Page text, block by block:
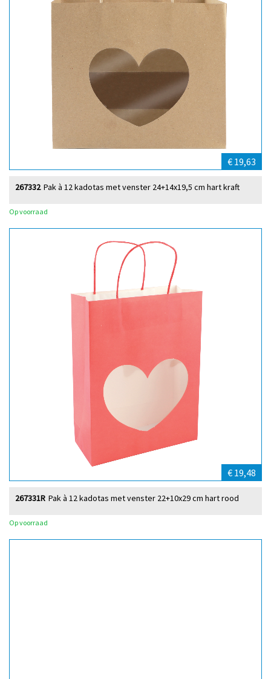
€ 19,63
Pak à 12 kadotas met venster 24+14x19,5 cm hart kraft
267332
Op voorraad
€ 19,48
Pak à 12 kadotas met venster 22+10x29 cm hart rood
267331R
Op voorraad